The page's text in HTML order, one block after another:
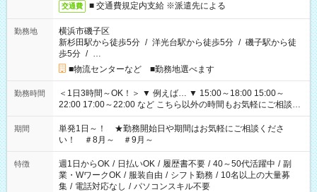
交通費 ■ 交通費規定内支給 ※派遣先による
勤務地
横浜市磯子区
新杉田駅から徒歩5分 / 洋光台駅から徒歩5分 / 磯子駅から徒
歩5分 / …
■物流センターなど ■勤務地選べます
勤務時間
＜1日3時間～OK！＞ ▼ 例えば… ▼ 15:00～18:00 15:00～
22:00 17:00～22:00 など こちら以外の時間もお気軽にご相談く
ださい！
期間
単発1日～！ ★勤務開始日や期間はお気軽にご相談くださ
い！ ＃8月～ ＃9月～
特徴 週1日からOK / 日払いOK / 履歴書不要 / 40～50代活躍中 / 副
業・WワークOK / 服装自由 / シフト勤務 / 10名以上の大量募
集 / 電話対応なし / パソコンスキル不要